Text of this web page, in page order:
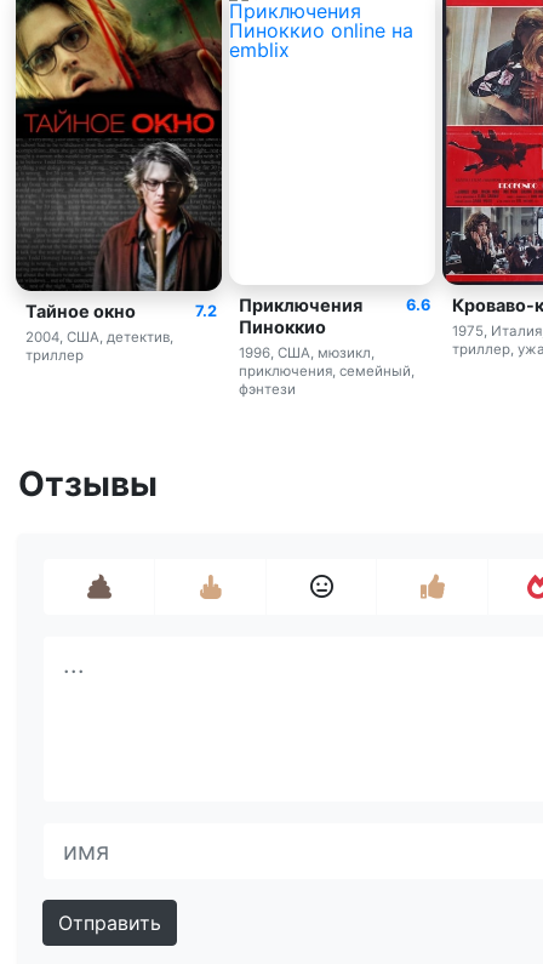
7.2
Тайное окно
2004, США, детектив,
триллер
6.6
Приключения
Пиноккио
1996, США, мюзикл,
приключения, семейный,
фэнтези
Кроваво-
1975,
триллер,
Отзывы
Отправить